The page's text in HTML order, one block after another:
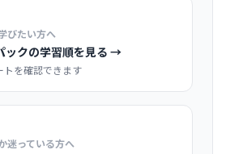
びたい方へ
ックの学習順を見る →
トを確認できます
迷っている方へ